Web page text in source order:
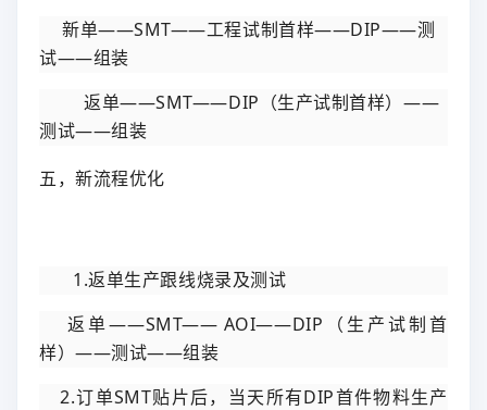
新单——SMT——工程试制首样——DIP——测
试——组装
返单——SMT——DIP（生产试制首样）——
测试——组装
五，新流程优化
1.返单生产跟线烧录及测试
返单——SMT—— AOI——DIP（生产试制首
样）——测试——组装
2.订单SMT贴片后，当天所有DIP首件物料生产